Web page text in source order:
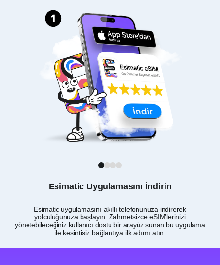
Esimatic Uygulamasını İndirin
Esimatic uygulamasını akıllı telefonunuza indirerek
yolculuğunuza başlayın. Zahmetsizce eSIM’lerinizi
yönetebileceğiniz kullanıcı dostu bir arayüz sunan bu uygulama
ile kesintisiz bağlantıya ilk adımı atın.
1 2 3 4